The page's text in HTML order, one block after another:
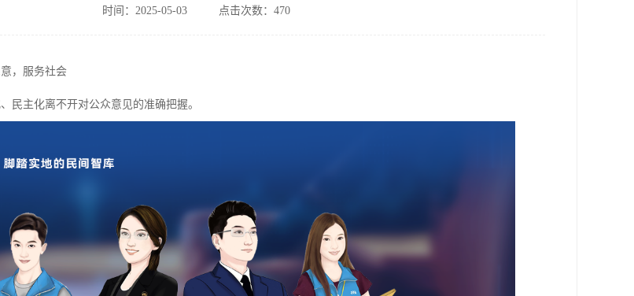
时间：2025-05-03 点击次数：470
，服务社会
民主化离不开对公众意见的准确把握。